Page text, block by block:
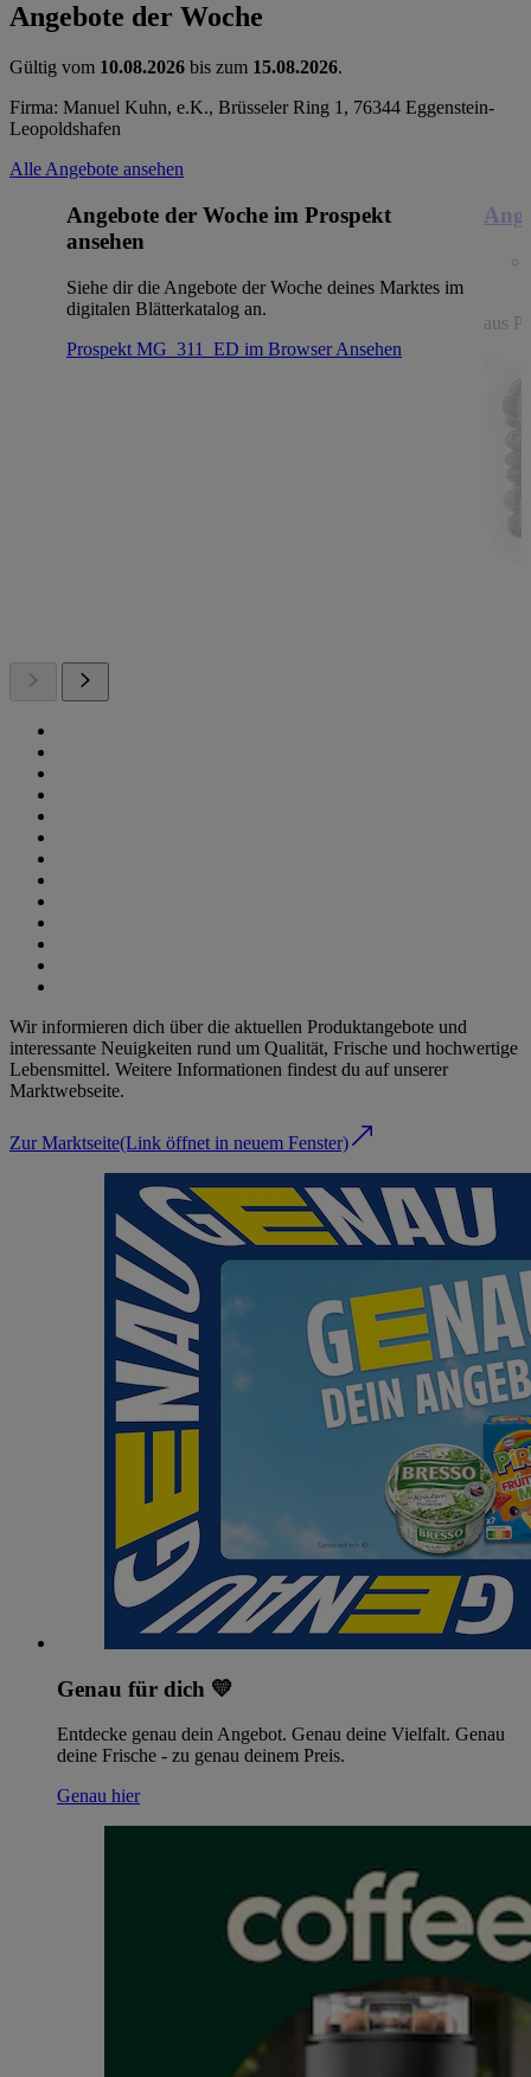
Angebote der Woche
Gültig vom 10.08.2026 bis zum 15.08.2026.
Firma: Manuel Kuhn, e.K., Brüsseler Ring 1, 76344 Eggenstein-
Leopoldshafen
Alle Angebote ansehen
Angebote der Woche im Prospekt
ansehen
Siehe dir die Angebote der Woche deines Marktes im
digitalen Blätterkatalog an.
Prospekt MG_311_ED im BrowserAnsehen
aus
Wir informieren dich über die aktuellen Produktangebote und
interessante Neuigkeiten rund um Qualität, Frische und hochwertige
Lebensmittel. Weitere Informationen findest du auf unserer
Marktwebseite.
Zur Marktseite(Link öffnet in neuem Fenster)
Genau für dich 💛
Entdecke genau dein Angebot. Genau deine Vielfalt. Genau
deine Frische - zu genau deinem Preis.
Genau hier